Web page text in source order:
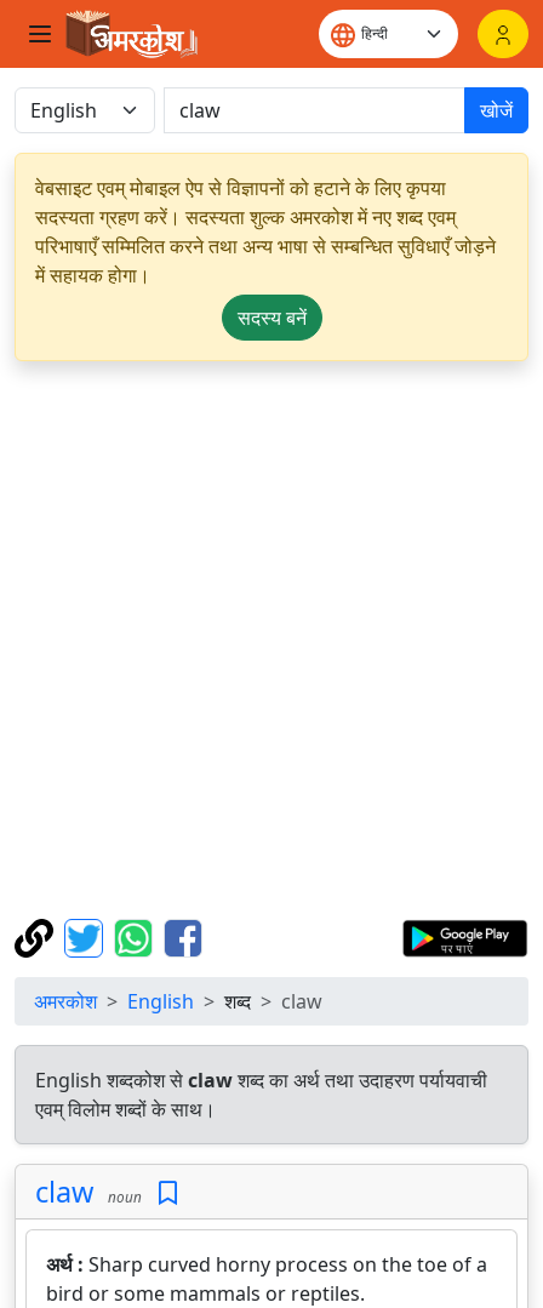
खोजें
वेबसाइट एवम् मोबाइल ऐप से विज्ञापनों को हटाने के लिए कृपया
सदस्यता ग्रहण करें। सदस्यता शुल्क अमरकोश में नए शब्द एवम्
परिभाषाएँ सम्मिलित करने तथा अन्य भाषा से सम्बन्धित सुविधाएँ जोड़ने
में सहायक होगा।
सदस्य बनें
अमरकोश English शब्द claw
English शब्दकोश सेclawशब्द का अर्थ तथा उदाहरण पर्यायवाची
एवम् विलोम शब्दों के साथ।
claw noun
अर्थ : Sharp curved horny process on the toe of a
bird or some mammals or reptiles.